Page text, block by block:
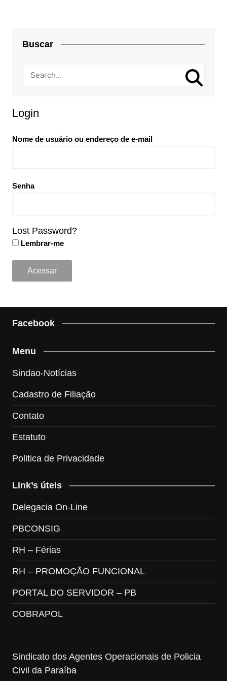
Buscar
Login
Nome de usuário ou endereço de e-mail
Senha
Lost Password?
Lembrar-me
Facebook
Menu
Sindao-Notícias
Cadastro de Filiação
Contato
Estatuto
Politica de Privacidade
Link’s úteis
Delegacia On-Line
PBCONSIG
RH – Férias
RH – PROMOÇÃO FUNCIONAL
PORTAL DO SERVIDOR – PB
COBRAPOL
Sindicato dos Agentes Operacionais de Policia
Civil da Paraíba